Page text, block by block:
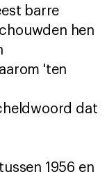
barre
hen
'ten
dat
1956 en